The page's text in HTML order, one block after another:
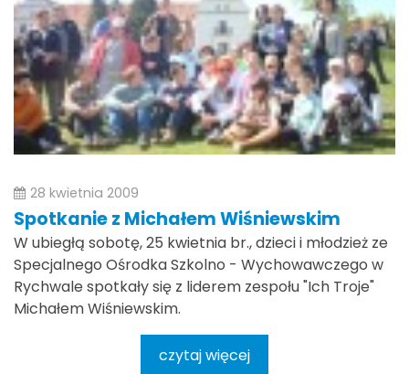
28 kwietnia 2009
Spotkanie z Michałem Wiśniewskim
W ubiegłą sobotę, 25 kwietnia br., dzieci i młodzież ze
Specjalnego Ośrodka Szkolno - Wychowawczego w
Rychwale spotkały się z liderem zespołu "Ich Troje"
Michałem Wiśniewskim.
czytaj więcej